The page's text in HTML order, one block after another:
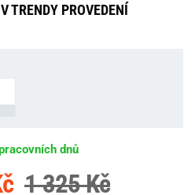
TRENDY PROVEDENÍ
dnů
1 325 Kč